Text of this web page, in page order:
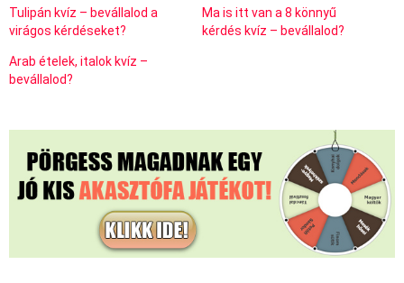
Tulipán kvíz – bevállalod a
virágos kérdéseket?
Ma is itt van a 8 könnyű
kérdés kvíz – bevállalod?
Arab ételek, italok kvíz –
bevállalod?